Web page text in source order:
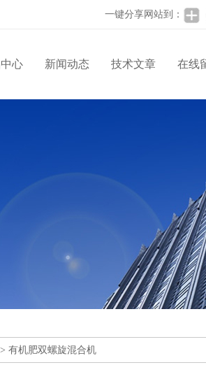
一键分享网站到：
心 新闻动态 技术文章 在线
有机肥双螺旋混合机